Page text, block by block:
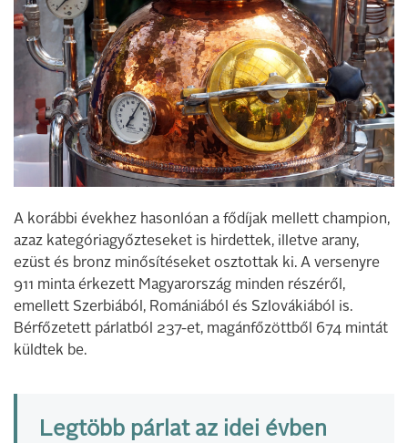
A korábbi évekhez hasonlóan a fődíjak mellett champion,
azaz kategóriagyőzteseket is hirdettek, illetve arany,
ezüst és bronz minősítéseket osztottak ki. A versenyre
911 minta érkezett Magyarország minden részéről,
emellett Szerbiából, Romániából és Szlovákiából is.
Bérfőzetett párlatból 237-et, magánfőzöttből 674 mintát
küldtek be.
Legtöbb párlat az idei évben